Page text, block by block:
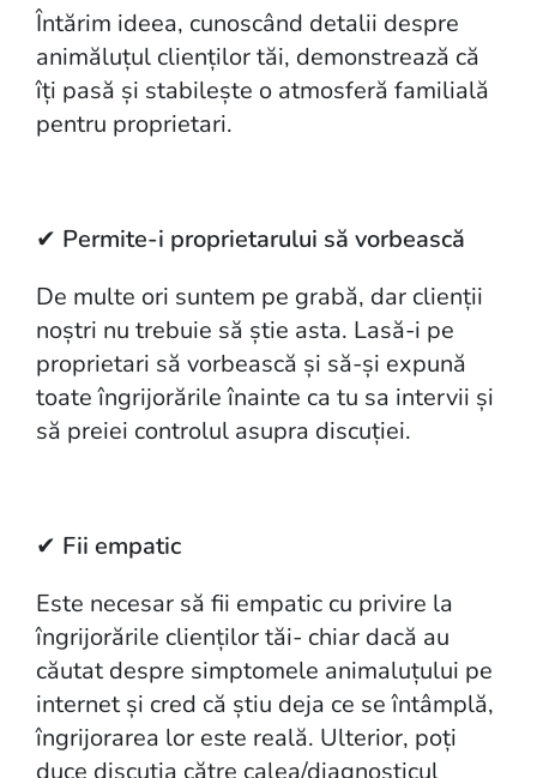
Întărim ideea, cunoscând detalii despre
animăluțul clienților tăi, demonstrează că
îți pasă și stabilește o atmosferă familială
pentru proprietari.
✔ Permite-i proprietarului să vorbească
De multe ori suntem pe grabă, dar clienții
noștri nu trebuie să știe asta. Lasă-i pe
proprietari să vorbească și să-și expună
toate îngrijorările înainte ca tu sa intervii și
să preiei controlul asupra discuției.
✔ Fii empatic
Este necesar să fii empatic cu privire la
îngrijorările clienților tăi- chiar dacă au
căutat despre simptomele animaluțului pe
internet și cred că știu deja ce se întâmplă,
îngrijorarea lor este reală. Ulterior, poți
duce discuția către calea/diagnosticul